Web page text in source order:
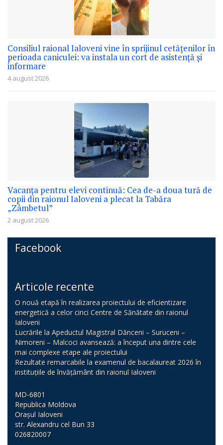
Consiliul raional Ialoveni vine în sprijinul cetățenilor în
perioada caniculei: va instala un cort de asistență și
informare
4 august 2026
Vacanța pentru elevi continuă: Cea de-a doua tură de
copii din raionul Ialoveni a plecat la Tabăra
„Zâmbetul”
2 august 2026
Facebook
Articole recente
O nouă etapă în realizarea proiectului de eficientizare
energetică a celor cinci Centre de Sănătate din raionul
Ialoveni
Lucrările la Apeductul Magistral Dănceni – Suruceni –
Nimoreni – Malcoci avansează: a început una dintre cele
mai complexe etape ale proiectului
Rezultate remarcabile la examenul de bacalaureat 2026 în
instituțiile de învățământ din raionul Ialoveni
MD-6801
Republica Moldova
Orașul Ialoveni
str. Alexandru cel Bun 33
026820007